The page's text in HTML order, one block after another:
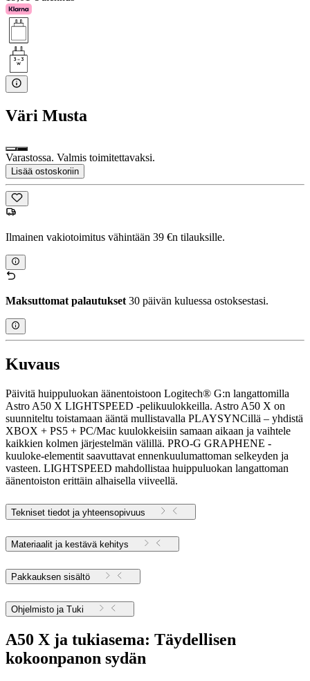
Väri Musta
Varastossa. Valmis toimitettavaksi.
Lisää ostoskoriin
Ilmainen vakiotoimitus vähintään 39 €n tilauksille.
Maksuttomat palautukset30 päivän kuluessa ostoksestasi.
Kuvaus
Päivitä huippuluokan äänentoistoon Logitech® G:n langattomilla
Astro A50 X LIGHTSPEED -pelikuulokkeilla. Astro A50 X on
suunniteltu toistamaan ääntä mullistavalla PLAYSYNCillä – yhdistä
XBOX + PS5 + PC/Mac kuulokkeisiin samaan aikaan ja vaihtele
kaikkien kolmen järjestelmän välillä. PRO-G GRAPHENE -
kuuloke-elementit saavuttavat ennenkuulumattoman selkeyden ja
vasteen. LIGHTSPEED mahdollistaa huippuluokan langattoman
äänentoiston erittäin alhaisella viiveellä.
Tekniset tiedot ja yhteensopivuus
Materiaalit ja kestävä kehitys
Pakkauksen sisältö
Ohjelmisto ja Tuki
A50 X ja tukiasema: Täydellisen
kokoonpanon sydän